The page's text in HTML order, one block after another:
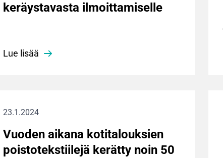
keräystavasta ilmoittamiselle
Lue lisää
23.1.2024
Vuoden aikana kotitalouksien
poistotekstiilejä kerätty noin 50